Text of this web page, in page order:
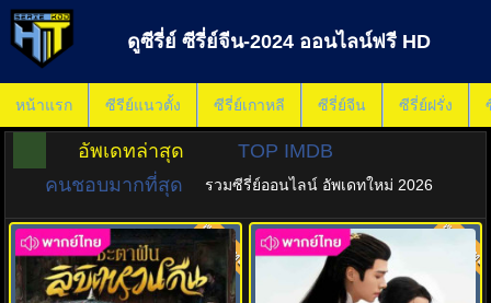
ดูซีรี่ย์ ซีรี่ย์จีน-2024 ออนไลน์ฟรี HD
หน้าแรก ซีรีย์แนวตั้ง ซีรี่ย์เกาหลี ซีรี่ย์จีน ซีรี่ย์ฝรั่ง
อัพเดทล่าสุด
TOP IMDB
คนชอบมากที่สุด
รวมซีรี่ย์ออนไลน์ อัพเดทใหม่ 2026
7.0 พากย์ไทย 7.0 พากย์ไทย